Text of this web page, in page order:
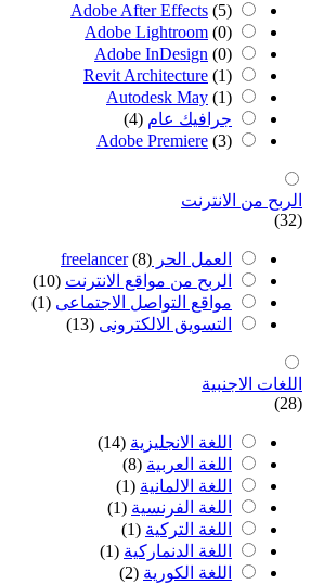
Adobe After Effects (5)
Adobe Lightroom (0)
Adobe InDesign (0)
Revit Architecture (1)
Autodesk May (1)
جرافيك عام (4)
Adobe Premiere (3)
الربح من اﻻنترنت
(32)
العمل الحر freelancer (8)
الربح من مواقع الانترنت (10)
مواقع التواصل اﻻجتماعى (1)
التسويق اﻻلكترونى (13)
اللغات اﻻجنبية
(28)
اللغة اﻻنجليزية (14)
اللغة العربية (8)
اللغة اﻻلمانية (1)
اللغة الفرنسية (1)
اللغة التركية (1)
اللغة الدنماركية (1)
اللغة الكورية (2)